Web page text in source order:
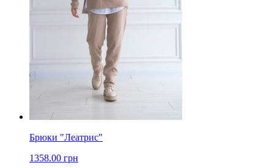
Брюки "Леатрис"
1358.00 грн